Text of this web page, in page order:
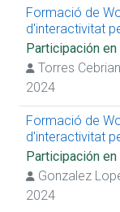
Formació de
d'interactivitat
Participación
Torres
2024
Formació de
d'interactivitat
Participación
Gonzalez
2024